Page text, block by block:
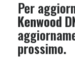
Per
Kenwood
prossimo.